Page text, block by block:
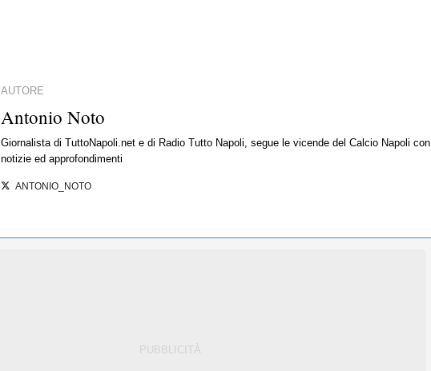
AUTORE
Antonio Noto
Giornalista di TuttoNapoli.net e di Radio Tutto Napoli, segue le vicende del Calcio Napoli con
notizie ed approfondimenti
ANTONIO_NOTO